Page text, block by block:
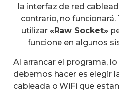
la interfaz de red
contrario, no
utilizar «Raw Socket»
funcione en algunos
Al arrancar el programa,
debemos hacer es elegir
cableada o WiFi que